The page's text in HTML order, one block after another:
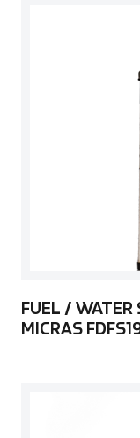
FUEL / WATER
MICRAS